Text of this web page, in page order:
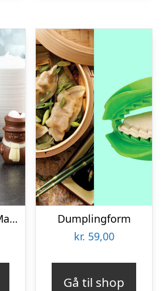
Gnaw Hot Choc-Mas chokoladebomber til varm chokolade
Dumplingform
kr. 59,00
Gå til shop